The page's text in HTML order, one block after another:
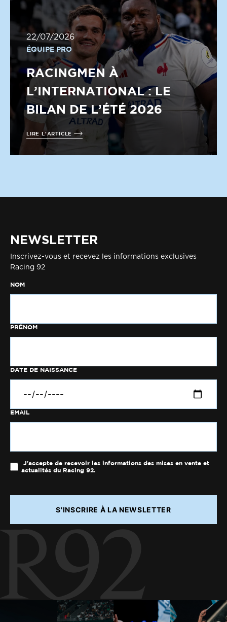
22/07/2026
ÉQUIPE PRO
RACINGMEN À
L’INTERNATIONAL : LE
BILAN DE L’ÉTÉ 2026
LIRE L'ARTICLE
NEWSLETTER
Inscrivez-vous et recevez les informations exclusives
Racing 92
NOM
PRÉNOM
DATE DE NAISSANCE
EMAIL
J'accepte de recevoir les informations des mises en vente et
actualités du Racing 92.
S'INSCRIRE À LA NEWSLETTER